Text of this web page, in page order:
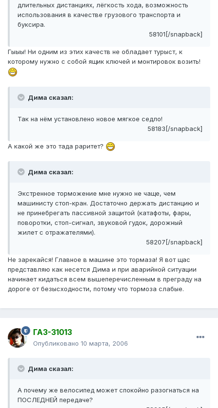
длительных дистанциях, лёгкость хода, возможность
использования в качестве грузового транспорта и
буксира.
58101[/snapback]
Гыыы! Ни одним из этих качеств не обладает турыст, к
которому нужно с собой ящик ключей и монтировок возить!
Дима сказал:
Так на нём установлено новое мягкое седло!
58183[/snapback]
А какой же это тада раритет?
Дима сказал:
Экстренное торможение мне нужно не чаще, чем
машинисту стоп-кран. Достаточно держать дистанцию и
не принебрегать пассивной защитой (катафоты, фары,
поворотки, стоп-сигнал, звуковой гудок, дорожный
жилет с отражателями).
58207[/snapback]
Не зарекайся! Главное в машине это тормаза! Я вот щас
представляю как несется Дима и при аварийной ситуации
начинает кидаться всем вышеперечисленным в преграду на
дороге от безысходности, потому что тормоза слабые.
ГАЗ-31013
Опубликовано 10 марта, 2006
Дима сказал:
А почему же велосипед может спокойно разогнаться на
ПОСЛЕДНЕЙ передаче?